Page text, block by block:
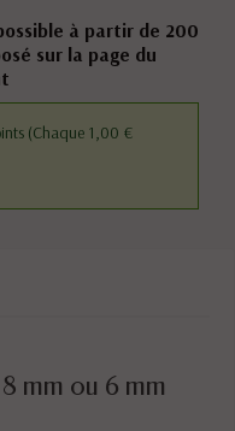
à partir de 200
sur la page du
(Chaque 1,00 €
mm ou 6 mm